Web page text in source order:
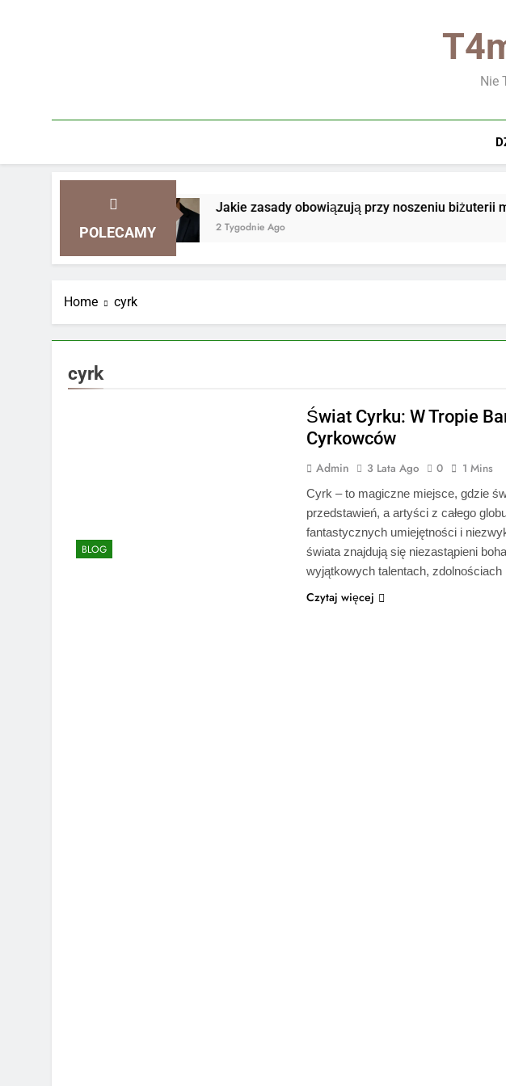
Nie
POLECAMY
Jakie zasady obowiązują przy noszeniu biżuterii
2 Tygodnie Ago
Home cyrk
cyrk
BLOG
Świat Cyrku: W Tropie
Cyrkowców
Admin 3 Lata Ago 0 1 Mins
Cyrk – to magiczne miejsce, gdzie
przedstawień, a artyści z całego
fantastycznych umiejętności i
świata znajdują się niezastąpieni
wyjątkowych talentach,
Czytaj więcej